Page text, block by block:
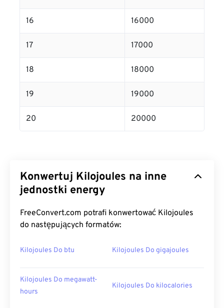
16 16000
17 17000
18 18000
19 19000
20 20000
Konwertuj Kilojoules na inne
jednostki energy
FreeConvert.com potrafi konwertować Kilojoules
do następujących formatów:
Kilojoules Do btu Kilojoules Do gigajoules
Kilojoules Do megawatt-
hours
Kilojoules Do kilocalories